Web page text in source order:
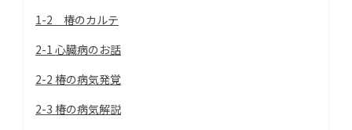
1-2 椿のカルテ
2-1 心臓病のお話
2-2 椿の病気発覚
2-3 椿の病気解説